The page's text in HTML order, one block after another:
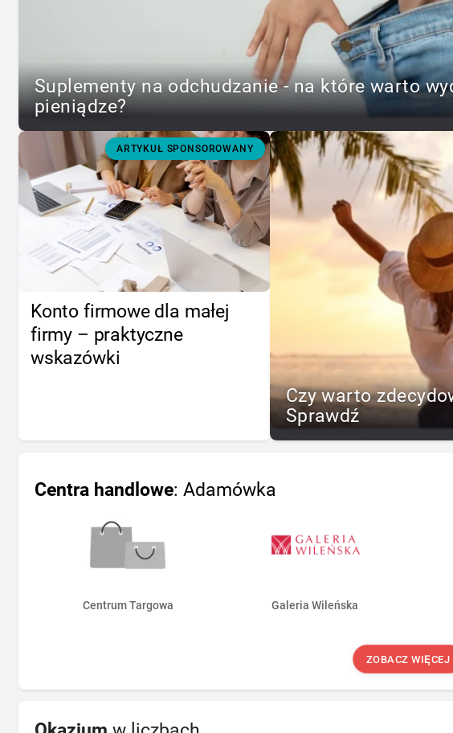
Suplementy na odchudzanie - na które warto
pieniądze?
ARTYKUŁ SPONSOROWANY
Konto firmowe dla małej
firmy – praktyczne
wskazówki
Czy warto
Sprawdź
Centra handlowe: Adamówka
Centrum Targowa Galeria Wileńska
ZOBACZ WIĘCEJ